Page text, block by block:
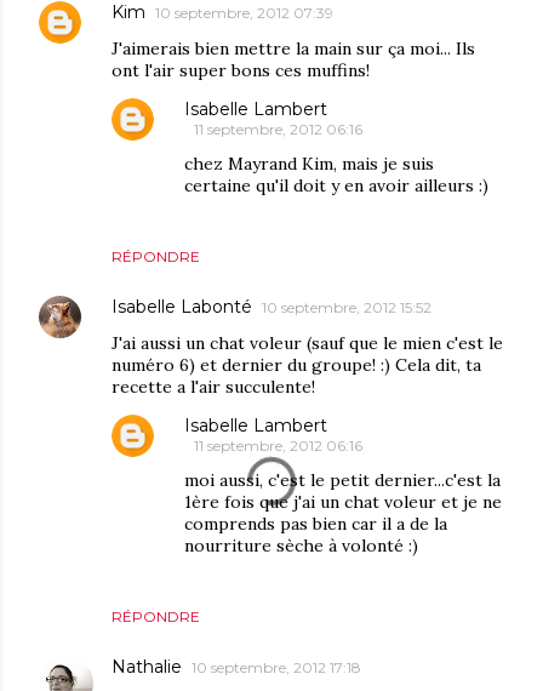
Kim 10 septembre, 2012 07:39
J'aimerais bien mettre la main sur ça moi... Ils
ont l'air super bons ces muffins!
RÉPONDRE
Isabelle Lambert
11 septembre, 2012 06:16
chez Mayrand Kim, mais je suis
certaine qu'il doit y en avoir ailleurs :)
Isabelle Labonté 10 septembre, 2012 15:52
J'ai aussi un chat voleur (sauf que le mien c'est le
numéro 6) et dernier du groupe! :) Cela dit, ta
recette a l'air succulente!
RÉPONDRE
Isabelle Lambert
11 septembre, 2012 06:16
moi aussi, c'est le petit dernier...c'est la
1ère fois que j'ai un chat voleur et je ne
comprends pas bien car il a de la
nourriture sèche à volonté :)
Nathalie 10 septembre, 2012 17:18